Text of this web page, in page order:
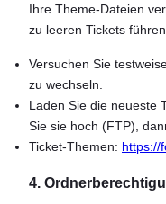
Ihre Theme-Dateien
zu leeren Tickets
Versuchen Sie
zu wechseln.
Laden Sie die neueste
Sie sie hoch (FTP),
Ticket-Themen: https://
4.